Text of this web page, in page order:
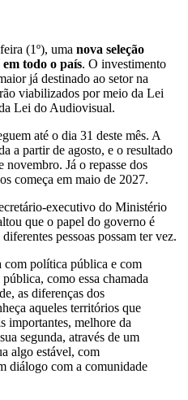
(1º), uma nova seleção
todo o país. O investimento
já destinado ao setor na
viabilizados por meio da Lei
Lei do Audiovisual.
até o dia 31 deste mês. A
a partir de agosto, e o resultado
Já o repasse dos
começa em maio de 2027.
executivo do Ministério
que o papel do governo é
pessoas possam ter vez.
com política pública e com
como essa chamada
as diferenças dos
aqueles territórios que
importantes, melhore da
segunda, através de um
algo estável, com
diálogo com a comunidade